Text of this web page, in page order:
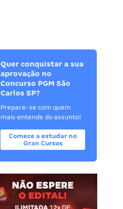
Quer conquistar a sua
aprovação no
Concurso PGM São
Carlos SP?
Prepare-se com quem
mais entende do assunto!
Comece a estudar no
Gran Cursos